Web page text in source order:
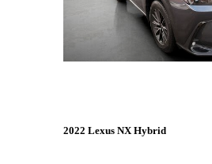
2022 Lexus NX Hybrid